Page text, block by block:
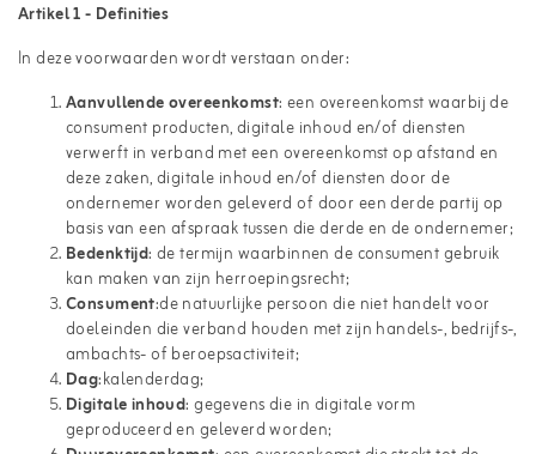
Artikel 1 - Definities
In deze voorwaarden wordt verstaan onder:
Aanvullende overeenkomst: een overeenkomst waarbij de
consument producten, digitale inhoud en/of diensten
verwerft in verband met een overeenkomst op afstand en
deze zaken, digitale inhoud en/of diensten door de
ondernemer worden geleverd of door een derde partij op
basis van een afspraak tussen die derde en de ondernemer;
Bedenktijd: de termijn waarbinnen de consument gebruik
kan maken van zijn herroepingsrecht;
Consument:de natuurlijke persoon die niet handelt voor
doeleinden die verband houden met zijn handels-, bedrijfs-,
ambachts- of beroepsactiviteit;
Dag:kalenderdag;
Digitale inhoud: gegevens die in digitale vorm
geproduceerd en geleverd worden;